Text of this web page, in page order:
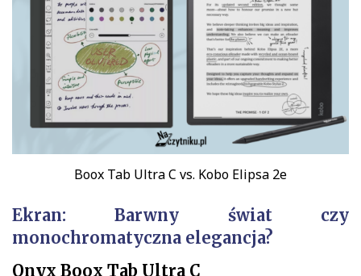
Boox Tab Ultra C vs. Kobo Elipsa 2e
Ekran: Barwny świat czy
monochromatyczna elegancja?
Onyx Boox Tab Ultra C